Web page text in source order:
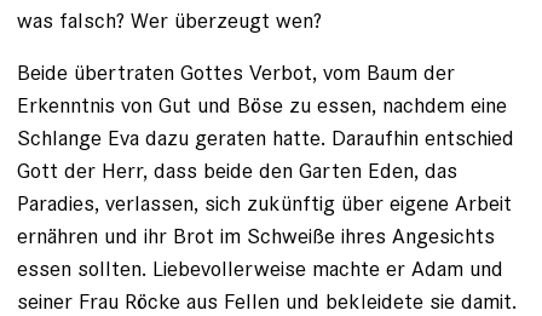
was falsch? Wer überzeugt wen?
Beide übertraten Gottes Verbot, vom Baum der
Erkenntnis von Gut und Böse zu essen, nachdem eine
Schlange Eva dazu geraten hatte. Daraufhin entschied
Gott der Herr, dass beide den Garten Eden, das
Paradies, verlassen, sich zukünftig über eigene Arbeit
ernähren und ihr Brot im Schweiße ihres Angesichts
essen sollten. Liebevollerweise machte er Adam und
seiner Frau Röcke aus Fellen und bekleidete sie damit.